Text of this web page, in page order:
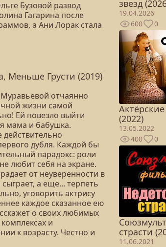
Бузовой развод
Гагарина после
а Ани Лорак стала
Меньше Грусти (2019)
отчаянно
жизни самой
Ей повезло выйти
мама и бабушка.
действительно
дубля. Каждой бы
парадокс: роли
любит себя на экране.
от неуверенности в
а еще... терпеть
уговорить актрису
каждое сказанное ею
о своих любимых
и
к возрасту. Честно и
звезд
19.04.2026
600
0
(2022)
13.05.2022
400
0
страсти
11.06.2021